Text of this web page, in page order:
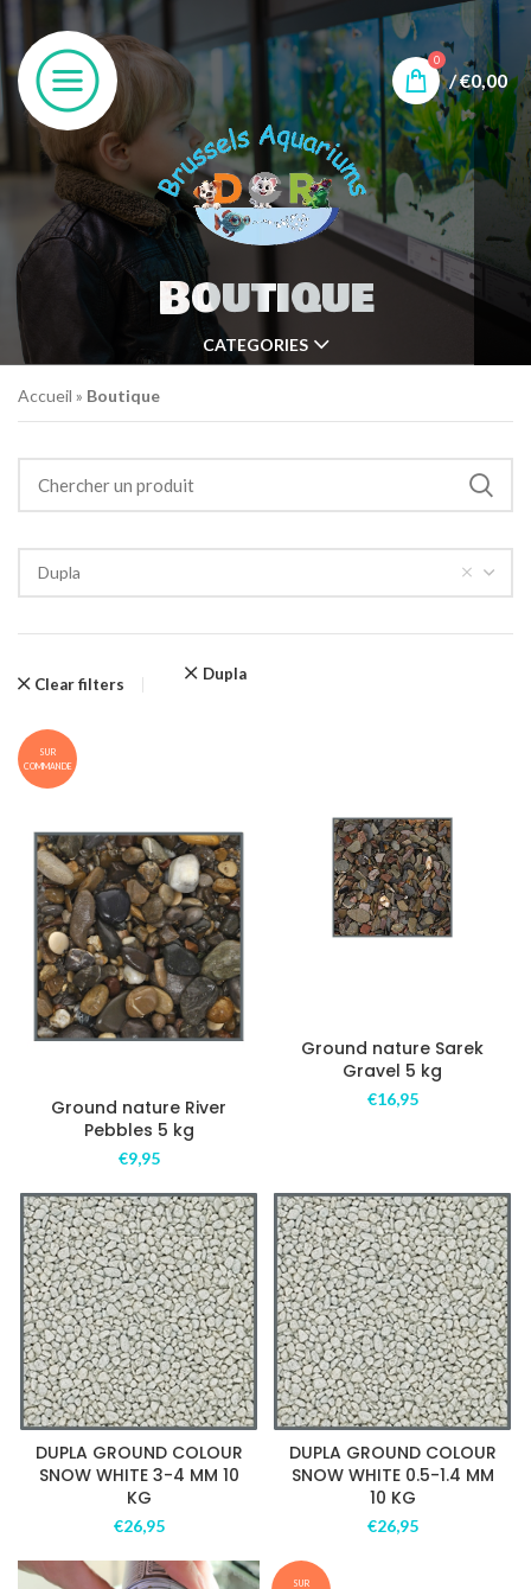
0
/€0,00
Boutique
CATEGORIES
Accueil » Boutique
Dupla
Clear filters
Dupla
SUR
COMMANDE
Ground nature River
Pebbles 5 kg
€9,95
Ground nature Sarek
Gravel 5 kg
€16,95
DUPLA GROUND COLOUR
SNOW WHITE 3-4 MM 10
KG
€26,95
DUPLA GROUND COLOUR
SNOW WHITE 0.5-1.4 MM
10 KG
€26,95
SUR